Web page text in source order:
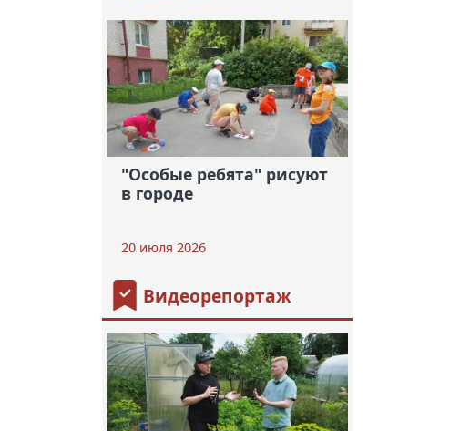
"Особые ребята" рисуют
в городе
20 июля 2026
Видеорепортаж